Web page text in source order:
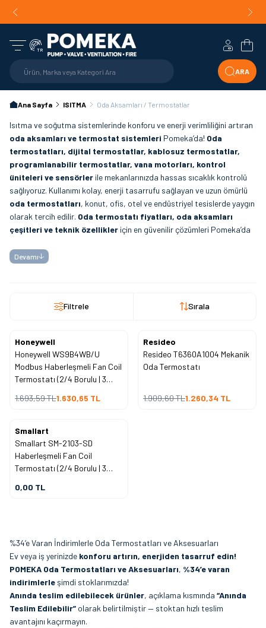
TR
ARA
Hesabım
Ana Sayfa ISITMA Oda Aksamları / Termostatlar
Isıtma ve soğutma sistemlerinde konforu ve enerji verimliliğini artıran
oda aksamları ve termostat sistemleri Pomeka’da! Oda
termostatları, dijital termostatlar, kablosuz termostatlar,
programlanabilir termostatlar, vana motorları, kontrol
üniteleri ve sensörler ile mekanlarınızda hassas sıcaklık kontrolü
sağlıyoruz. Kullanımı kolay, enerji tasarrufu sağlayan ve uzun ömürlü
oda termostatları, konut, ofis, otel ve endüstriyel tesislerde yaygın
olarak tercih edilir. Oda termostatı fiyatları, oda aksamları
çeşitleri ve teknik özellikler için en güvenilir çözümleri Pomeka’da
Devamı
Filtrele Sırala
%4
İndirim
Honeywell
Honeywell WS9B4WB/U
Modbus Haberleşmeli Fan Coil
Termostatı (2/4 Borulu | 3
1.693,59TL1.630,65 TL
%34
İndirim
Resideo
Resideo T6360A1004 Mekanik
Oda Termostatı
1.909,60TL1.260,34 TL
Smallart
Smallart SM-2103-SD
Haberleşmeli Fan Coil
Termostatı (2/4 Borulu | 3
230V)
0,00 TL
%34’e Varan İndirimlerle Oda Termostatları ve Aksesuarları
Ev veya iş yerinizde konforu artırın, enerjiden tasarruf edin!
POMEKA Oda Termostatları ve Aksesuarları, %34’e varan
indirimlerleşimdi stoklarımızda!
Anında teslim edilebilecek ürünler, açıklama kısmında “Anında
Teslim Edilebilir” olarak belirtilmiştir — stoktan hızlı teslim
avantajını kaçırmayın.